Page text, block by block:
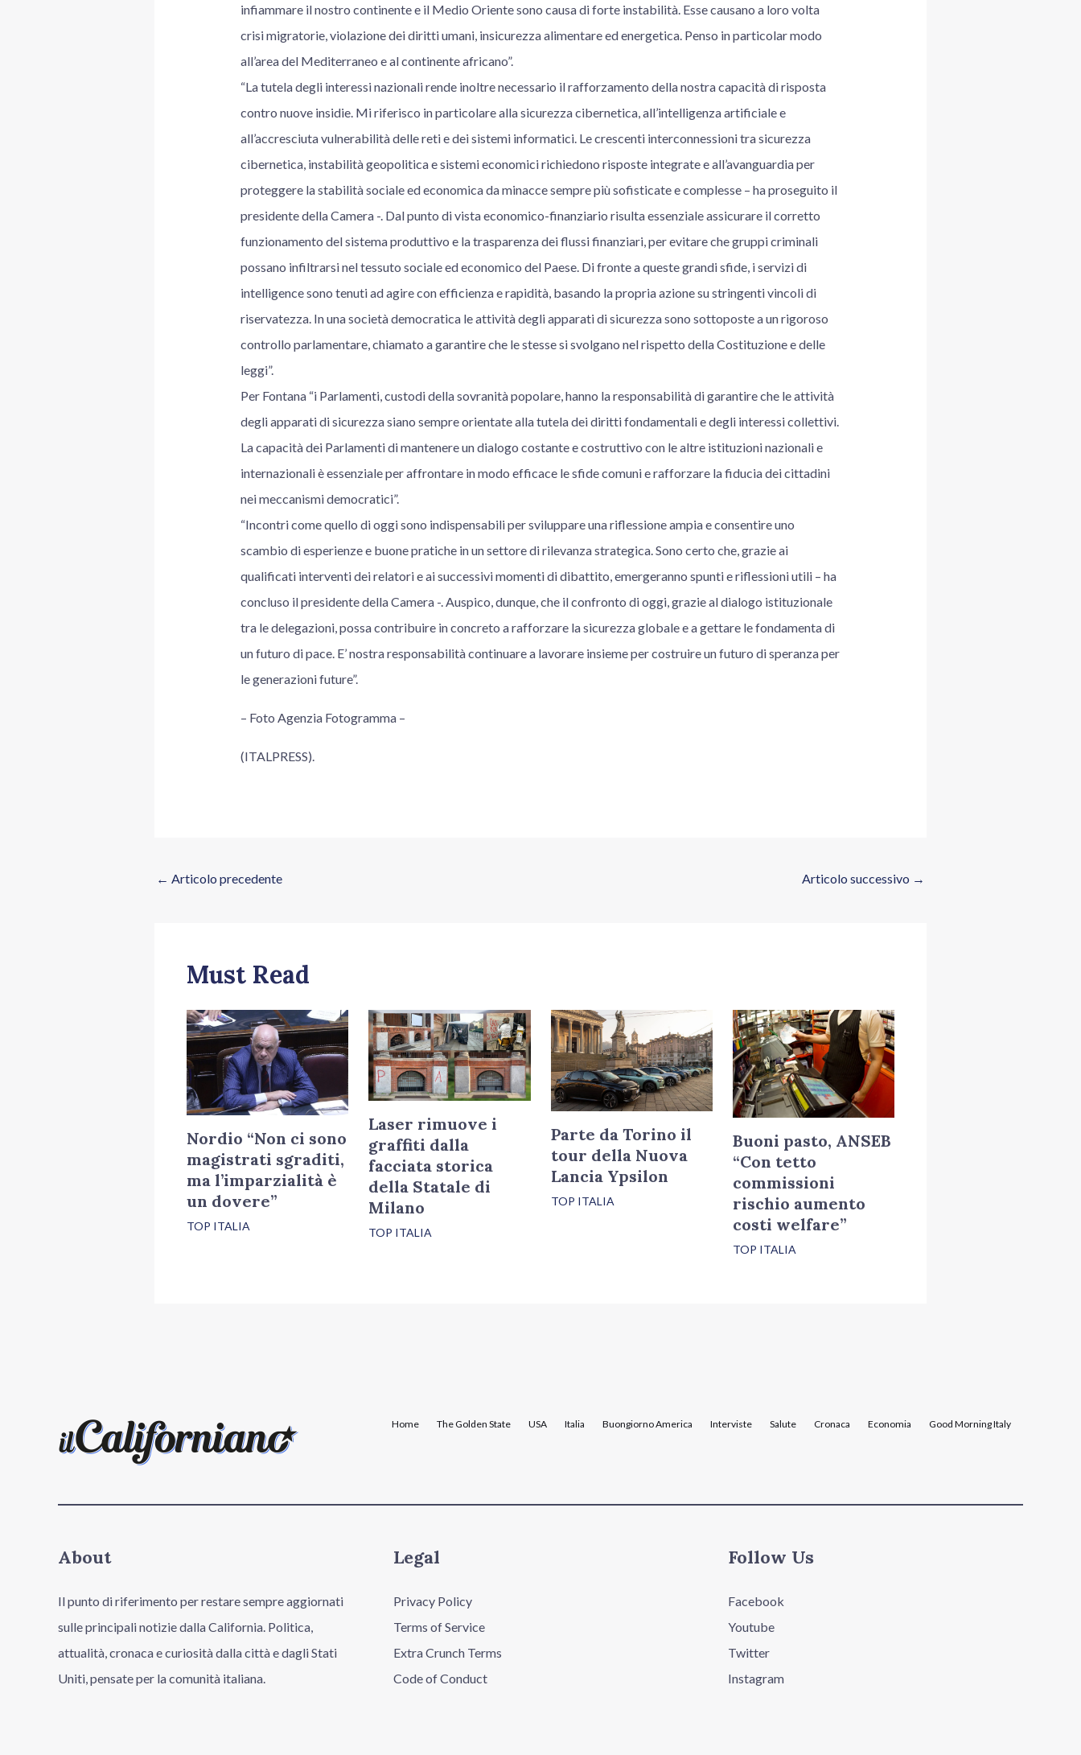
infiammare il nostro continente e il Medio Oriente sono causa di forte instabilità. Esse causano a loro volta
crisi migratorie, violazione dei diritti umani, insicurezza alimentare ed energetica. Penso in particolar modo
all’area del Mediterraneo e al continente africano”.
“La tutela degli interessi nazionali rende inoltre necessario il rafforzamento della nostra capacità di risposta
contro nuove insidie. Mi riferisco in particolare alla sicurezza cibernetica, all’intelligenza artificiale e
all’accresciuta vulnerabilità delle reti e dei sistemi informatici. Le crescenti interconnessioni tra sicurezza
cibernetica, instabilità geopolitica e sistemi economici richiedono risposte integrate e all’avanguardia per
proteggere la stabilità sociale ed economica da minacce sempre più sofisticate e complesse – ha proseguito il
presidente della Camera -. Dal punto di vista economico-finanziario risulta essenziale assicurare il corretto
funzionamento del sistema produttivo e la trasparenza dei flussi finanziari, per evitare che gruppi criminali
possano infiltrarsi nel tessuto sociale ed economico del Paese. Di fronte a queste grandi sfide, i servizi di
intelligence sono tenuti ad agire con efficienza e rapidità, basando la propria azione su stringenti vincoli di
riservatezza. In una società democratica le attività degli apparati di sicurezza sono sottoposte a un rigoroso
controllo parlamentare, chiamato a garantire che le stesse si svolgano nel rispetto della Costituzione e delle
leggi”.
Per Fontana “i Parlamenti, custodi della sovranità popolare, hanno la responsabilità di garantire che le attività
degli apparati di sicurezza siano sempre orientate alla tutela dei diritti fondamentali e degli interessi collettivi.
La capacità dei Parlamenti di mantenere un dialogo costante e costruttivo con le altre istituzioni nazionali e
internazionali è essenziale per affrontare in modo efficace le sfide comuni e rafforzare la fiducia dei cittadini
nei meccanismi democratici”.
“Incontri come quello di oggi sono indispensabili per sviluppare una riflessione ampia e consentire uno
scambio di esperienze e buone pratiche in un settore di rilevanza strategica. Sono certo che, grazie ai
qualificati interventi dei relatori e ai successivi momenti di dibattito, emergeranno spunti e riflessioni utili – ha
concluso il presidente della Camera -. Auspico, dunque, che il confronto di oggi, grazie al dialogo istituzionale
tra le delegazioni, possa contribuire in concreto a rafforzare la sicurezza globale e a gettare le fondamenta di
un futuro di pace. E’ nostra responsabilità continuare a lavorare insieme per costruire un futuro di speranza per
le generazioni future”.
– Foto Agenzia Fotogramma –
(ITALPRESS).
← Articolo precedente Articolo successivo →
Must Read
Nordio “Non ci sono
magistrati sgraditi,
ma l’imparzialità è
un dovere”
TOP ITALIA
Laser rimuove i
graffiti dalla
facciata storica
della Statale di
Milano
TOP ITALIA
Parte da Torino il
tour della Nuova
Lancia Ypsilon
TOP ITALIA
Buoni pasto, ANSEB
“Con tetto
commissioni
rischio aumento
costi welfare”
TOP ITALIA
Home The Golden State USA Italia Buongiorno America Interviste Salute Cronaca Economia Good Morning Italy
About
Il punto di riferimento per restare sempre aggiornati
sulle principali notizie dalla California. Politica,
attualità, cronaca e curiosità dalla città e dagli Stati
Uniti, pensate per la comunità italiana.
Legal
Privacy Policy
Terms of Service
Extra Crunch Terms
Code of Conduct
Follow Us
Facebook
Youtube
Twitter
Instagram